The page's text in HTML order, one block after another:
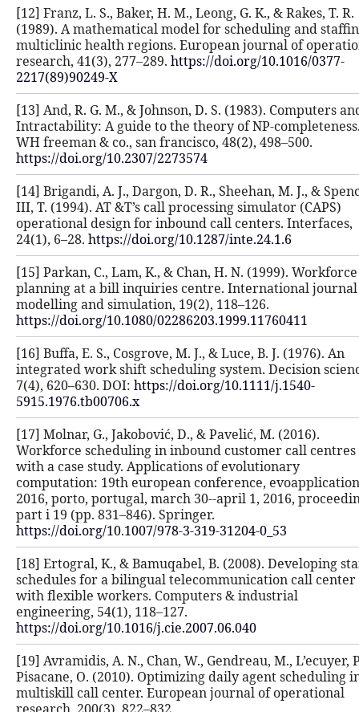
[12] Franz, L. S., Baker, H. M., Leong,
(1989). A mathematical model for
multiclinic health regions.
research, 41(3), 277–289.https://
[13] And, R. G. M., & Johnson, D. S.
Intractability: A guide to the theory
WH freeman & co., san francisco,
https://doi.org/10.2307/2273574
[14] Brigandi, A. J., Dargon, D. R.,
III, T. (1994). AT &T’s call
operational design for inbound call
24(1), 6–28.https://doi.org/10.1287/
[15] Parkan, C., Lam, K., & Chan, H.
planning at a bill inquiries centre.
modelling and simulation, 19(2),
https://doi.org/10.1080/
[16] Buffa, E. S., Cosgrove, M. J., &
integrated work shift scheduling
7(4), 620–630. DOI:https://doi.org/
5915.1976.tb00706.x
[17] Molnar, G., Jakobović, D., &
Workforce scheduling in inbound
with a case study. Applications of
computation: 19th european
2016, porto, portugal, march 30--
part i 19 (pp. 831–846). Springer.
https://doi.org/10.1007/978-3-319-
[18] Ertogral, K., & Bamuqabel, B.
schedules for a bilingual
with flexible workers. Computers
engineering, 54(1), 118–127.
https://doi.org/10.1016/
[19] Avramidis, A. N., Chan, W.,
Pisacane, O. (2010). Optimizing
multiskill call center. European